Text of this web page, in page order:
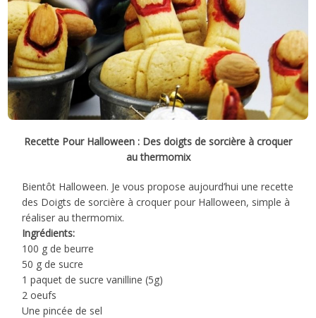
Recette Pour Halloween : Des doigts de sorcière à croquer
au thermomix
Bientôt Halloween. Je vous propose aujourd’hui une recette
des Doigts de sorcière à croquer pour Halloween, simple à
réaliser au thermomix.
Ingrédients:
100 g de beurre
50 g de sucre
1 paquet de sucre vanilline (5g)
2 oeufs
Une pincée de sel